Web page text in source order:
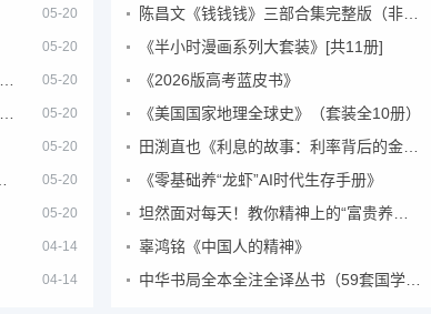
05-20
05-20
05-20
05-20
05-20
05-20
05-20
04-14
04-14
陈昌文《钱钱钱》三部合集完整版（非出版书籍）
《半小时漫画系列大套装》[共11册]
《2026版高考蓝皮书》
《美国国家地理全球史》（套装全10册）
田渕直也《利息的故事：利率背后的金融世界》
《零基础养“龙虾”AI时代生存手册》
辜鸿铭《中国人的精神》
中华书局全本全注全译丛书（59套国学经典）